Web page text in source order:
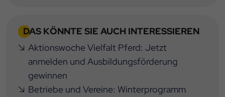
DAS KÖNNTE SIE AUCH INTERESSIEREN
Aktionswoche Vielfalt Pferd: Jetzt
anmelden und Ausbildungsförderung
gewinnen
Betriebe und Vereine: Winterprogramm